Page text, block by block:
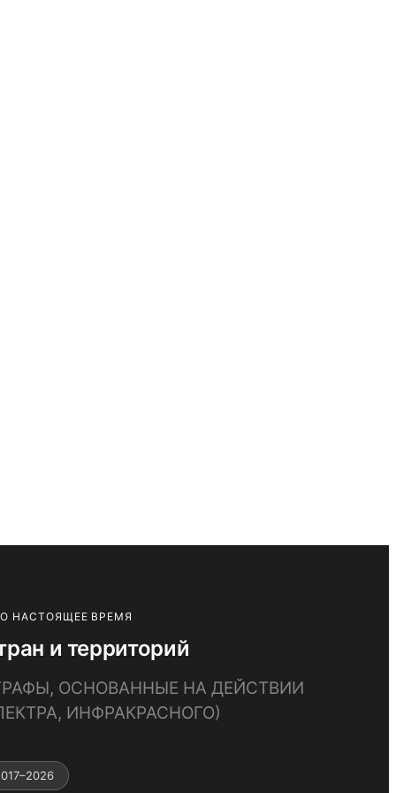
НАСТОЯЩЕЕ ВРЕМЯ
и территорий
ОСНОВАННЫЕ НА ДЕЙСТВИИ
ИНФРАКРАСНОГО)